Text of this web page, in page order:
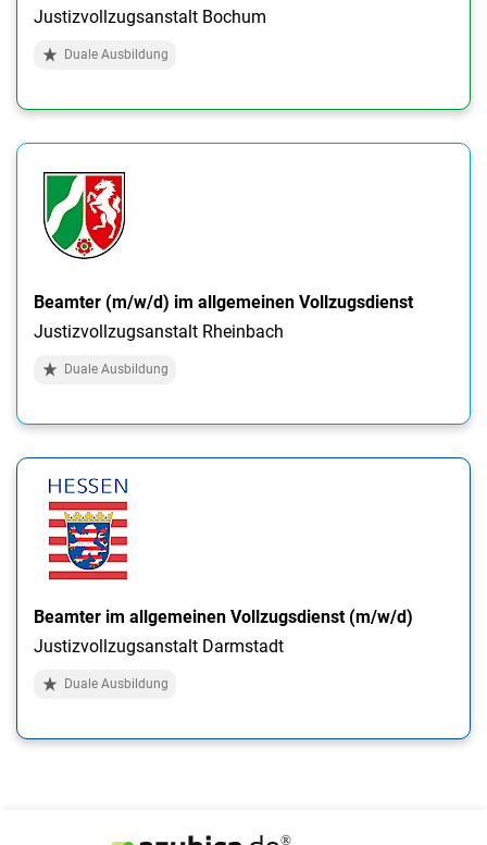
Justizvollzugsanstalt Bochum
Duale Ausbildung
Beamter (m/w/d) im allgemeinen Vollzugsdienst
Justizvollzugsanstalt Rheinbach
Duale Ausbildung
Beamter im allgemeinen Vollzugsdienst (m/w/d)
Justizvollzugsanstalt Darmstadt
Duale Ausbildung